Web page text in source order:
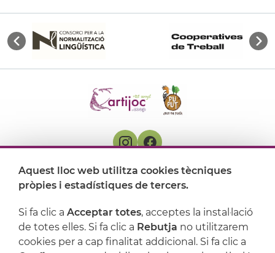
On ens trobem
Suport
Aquest lloc web utilitza cookies tècniques
pròpies i estadístiques de tercers.
Si fa clic a Acceptar totes, acceptes la instal·lació
de totes elles. Si fa clic a Rebutja no utilitzarem
cookies per a cap finalitat addicional. Si fa clic a